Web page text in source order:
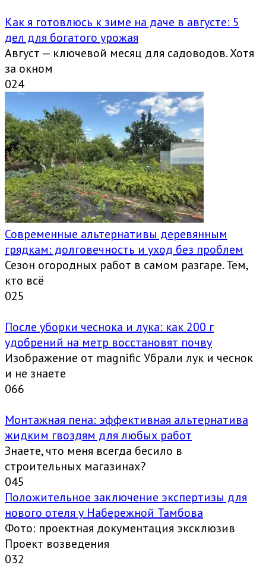
Как я готовлюсь к зиме на даче в августе: 5
дел для богатого урожая
Август — ключевой месяц для садоводов. Хотя
за окном
024
Современные альтернативы деревянным
грядкам: долговечность и уход без проблем
Сезон огородных работ в самом разгаре. Тем,
кто всё
025
После уборки чеснока и лука: как 200 г
удобрений на метр восстановят почву
Изображение от magnific Убрали лук и чеснок
и не знаете
066
Монтажная пена: эффективная альтернатива
жидким гвоздям для любых работ
Знаете, что меня всегда бесило в
строительных магазинах?
045
Положительное заключение экспертизы для
нового отеля у Набережной Тамбова
Фото: проектная документация эксклюзив
Проект возведения
032